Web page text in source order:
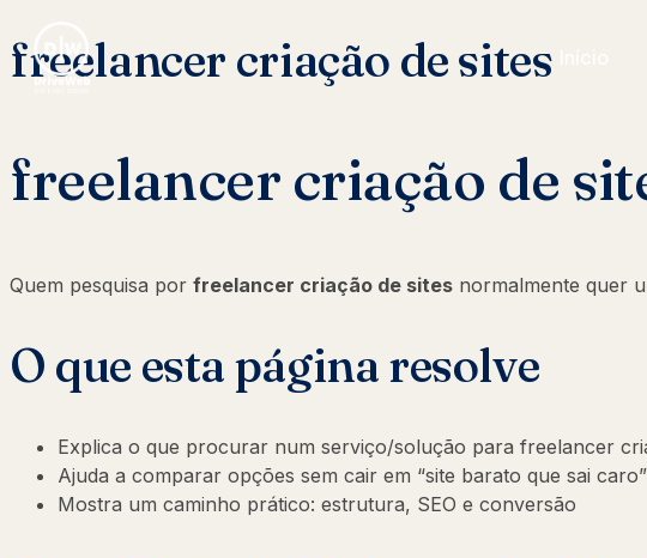
freelancer criação de sites
freelancer criação de
Quem pesquisa por freelancer criação de sites normalmente quer
O que esta página resolve
Explica o que procurar num serviço/solução para freelancer
Ajuda a comparar opções sem cair em “site barato que sai caro”
Mostra um caminho prático: estrutura, SEO e conversão